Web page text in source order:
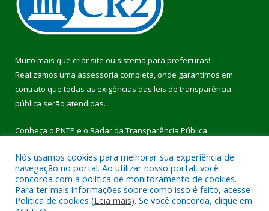
Muito mais que criar site ou sistema para prefeituras!
Realizamos uma assessoria completa, onde garantimos em
contrato que todas as exigências das leis de transparência
pública serão atendidas.
Conheça o PNTP e o Radar da Transparência Pública
Todos os direitos reservados a Prefeitura Municipal de Pau
D’Arco.
Nós usamos cookies para melhorar sua experiência de
navegação no portal. Ao utilizar nosso portal, você
concorda com a política de monitoramento de cookies.
Para ter mais informações sobre como isso é feito, acesse
Política de cookies (Leia mais). Se você concorda, clique em